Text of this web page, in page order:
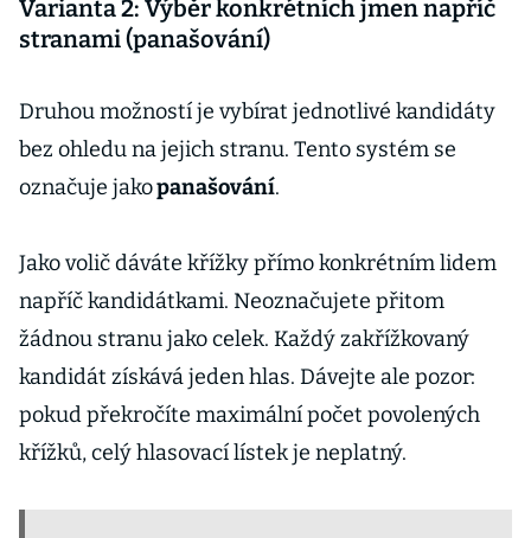
Varianta 2: Výběr konkrétních jmen napříč
stranami (panašování)
Druhou možností je vybírat jednotlivé kandidáty
bez ohledu na jejich stranu. Tento systém se
označuje jakopanašování.
Jako volič dáváte křížky přímo konkrétním lidem
napříč kandidátkami. Neoznačujete přitom
žádnou stranu jako celek. Každý zakřížkovaný
kandidát získává jeden hlas. Dávejte ale pozor:
pokud překročíte maximální počet povolených
křížků, celý hlasovací lístek je neplatný.